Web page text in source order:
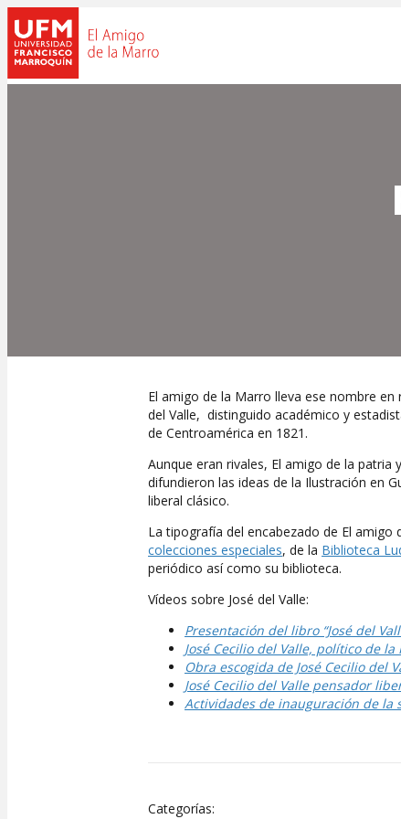
El amigo de la Marro lleva ese nombre
del Valle, distinguido académico y
de Centroamérica en 1821.
Aunque eran rivales, El amigo de la
difundieron las ideas de la Ilustración en
liberal clásico.
La tipografía del encabezado de El amigo
colecciones especiales, de la Biblioteca
periódico así como su biblioteca.
Vídeos sobre José del Valle:
Presentación del libro “José del
José Cecilio del Valle, político de
Obra escogida de José Cecilio del
José Cecilio del Valle pensador
Actividades de inauguración de la
Categorías: